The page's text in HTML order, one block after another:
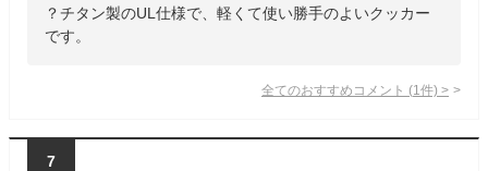
？チタン製のUL仕様で、軽くて使い勝手のよいクッカー
です。
全てのおすすめコメント (1 件) >
7